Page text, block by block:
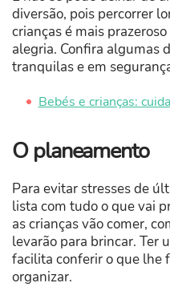
diversão, pois percorrer
crianças é mais
alegria. Confira algumas
tranquilas e em
Bebés e crianças:
O planeamento
Para evitar stresses de
lista com tudo o que vai
as crianças vão comer,
levarão para brincar. Ter
facilita conferir o que lhe
organizar.